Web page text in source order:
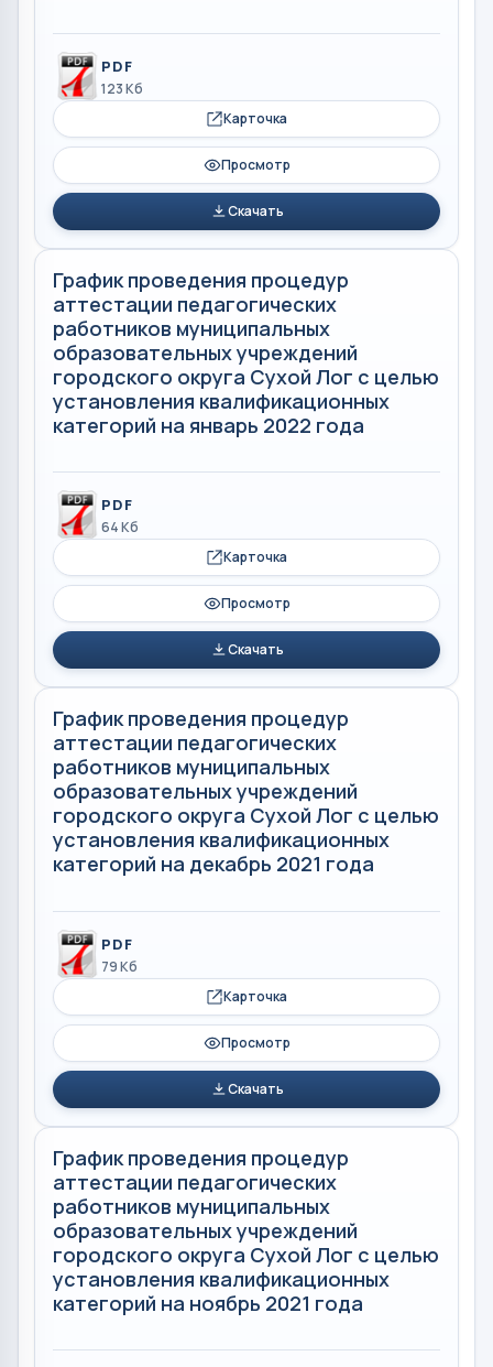
PDF
123 Кб
Карточка
Просмотр
Скачать
График проведения процедур
аттестации педагогических
работников муниципальных
образовательных учреждений
городского округа Сухой Лог с целью
установления квалификационных
категорий на январь 2022 года
PDF
64 Кб
Карточка
Просмотр
Скачать
График проведения процедур
аттестации педагогических
работников муниципальных
образовательных учреждений
городского округа Сухой Лог с целью
установления квалификационных
категорий на декабрь 2021 года
PDF
79 Кб
Карточка
Просмотр
Скачать
График проведения процедур
аттестации педагогических
работников муниципальных
образовательных учреждений
городского округа Сухой Лог с целью
установления квалификационных
категорий на ноябрь 2021 года